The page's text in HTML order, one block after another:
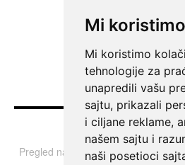
Mi
Mi koristimo
tehnologije za
unapredili vašu
sajtu, prikazali
i ciljane reklame,
našem sajtu i
naši posetioci
Vesti
Pregled najvažnijih informacija i